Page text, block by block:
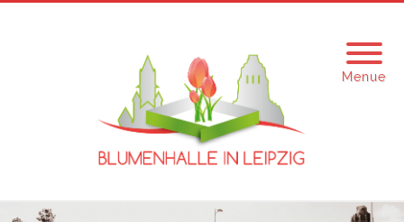
Menue